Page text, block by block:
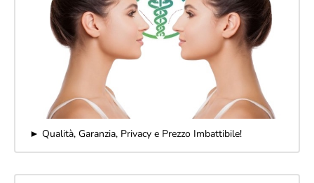
► Qualità, Garanzia, Privacy e Prezzo Imbattibile!